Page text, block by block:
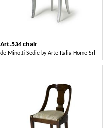
Art.534 chair
de Minotti Sedie by Arte Italia Home Srl